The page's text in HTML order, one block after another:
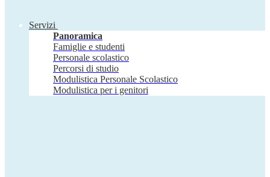
Servizi
Panoramica
Famiglie e studenti
Personale scolastico
Percorsi di studio
Modulistica Personale Scolastico
Modulistica per i genitori